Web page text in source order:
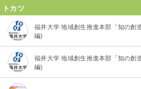
トカツ
福井大学 地域創生推進本部「知の創
編)
福井大学 地域創生推進本部「知の創
編)